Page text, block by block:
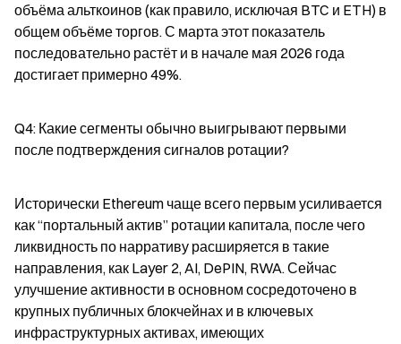
объёма альткоинов (как правило, исключая BTC и ETH) в
общем объёме торгов. С марта этот показатель
последовательно растёт и в начале мая 2026 года
достигает примерно 49%.
Q4: Какие сегменты обычно выигрывают первыми
после подтверждения сигналов ротации?
Исторически Ethereum чаще всего первым усиливается
как “портальный актив” ротации капитала, после чего
ликвидность по нарративу расширяется в такие
направления, как Layer 2, AI, DePIN, RWA. Сейчас
улучшение активности в основном сосредоточено в
крупных публичных блокчейнах и в ключевых
инфраструктурных активах, имеющих